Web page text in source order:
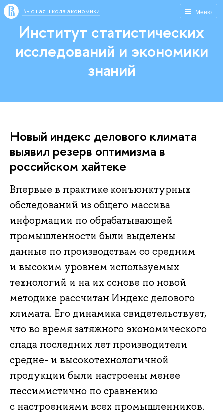
Меню
Высшая школа экономики
Институт статистических
исследований и экономики
знаний
Новый индекс делового климата
выявил резерв оптимизма в
российском хайтеке
Впервые в практике конъюнктурных
обследований из общего массива
информации по обрабатывающей
промышленности были выделены
данные по производствам со средним
и высоким уровнем используемых
технологий и на их основе по новой
методике рассчитан Индекс делового
климата. Его динамика свидетельствует,
что во время затяжного экономического
спада последних лет производители
средне- и высокотехнологичной
продукции были настроены менее
пессимистично по сравнению
с настроениями всех промышленников.